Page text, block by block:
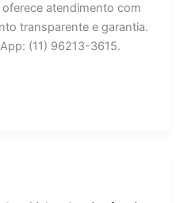
atendimento com
transparente e garantia.
(11) 96213-3615.